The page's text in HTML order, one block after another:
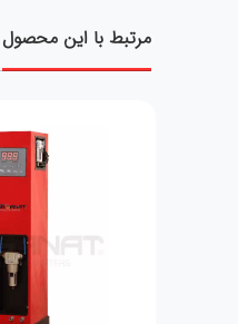
مرتبط با این محصول